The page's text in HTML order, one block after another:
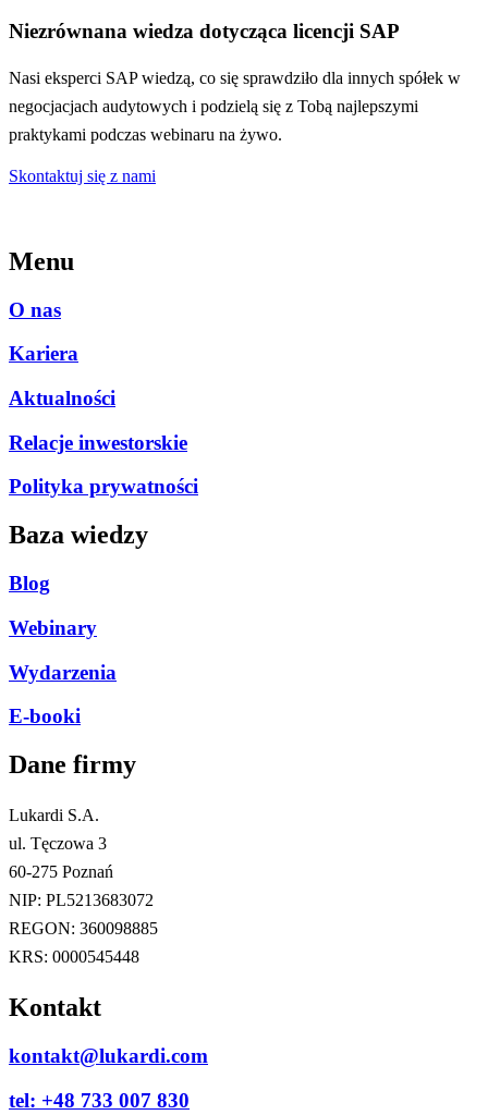
Niezrównana wiedza dotycząca licencji SAP
Nasi eksperci SAP wiedzą, co się sprawdziło dla innych spółek w
negocjacjach audytowych i podzielą się z Tobą najlepszymi
praktykami podczas webinaru na żywo.
Skontaktuj się z nami
Menu
O nas
Kariera
Aktualności
Relacje inwestorskie
Polityka prywatności
Baza wiedzy
Blog
Webinary
Wydarzenia
E-booki
Dane firmy​
Lukardi S.A.
ul. Tęczowa 3
60-275 Poznań
NIP: PL5213683072
REGON: 360098885
KRS: 0000545448
Kontakt
kontakt@lukardi.com
tel: +48 733 007 830